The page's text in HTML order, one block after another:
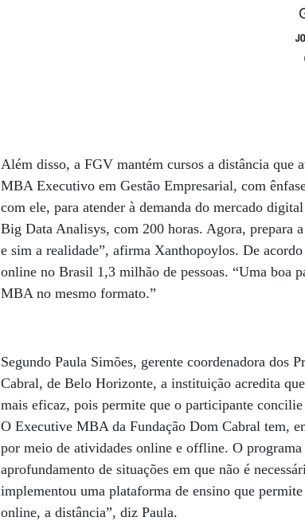
Além disso, a FGV mantém cursos a distância que
MBA Executivo em Gestão Empresarial, com
com ele, para atender à demanda do mercado
Big Data Analisys, com 200 horas. Agora, prepara
e sim a realidade”, afirma Xanthopoylos. De
online no Brasil 1,3 milhão de pessoas. “Uma boa
MBA no mesmo formato.”
Segundo Paula Simões, gerente coordenadora dos
Cabral, de Belo Horizonte, a instituição acredita
mais eficaz, pois permite que o participante
O Executive MBA da Fundação Dom Cabral tem,
por meio de atividades online e offline. O
aprofundamento de situações em que não é
implementou uma plataforma de ensino que
online, a distância”, diz Paula.